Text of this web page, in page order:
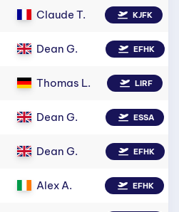
Claude T. KJFK
Dean G. EFHK
Thomas L. LIRF
Dean G. ESSA
Dean G. EFHK
Alex A. EFHK